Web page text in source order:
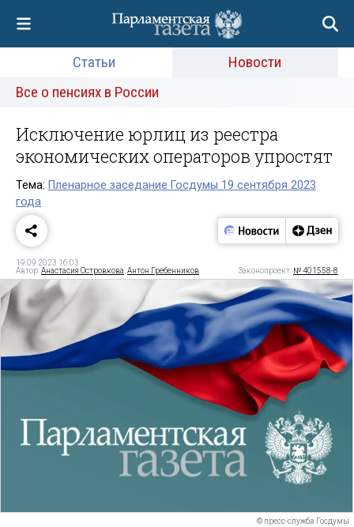
Статьи
Новости
Все о пенсиях в России
Исключение юрлиц из реестра
экономических операторов упростят
Тема: Пленарное заседание Госдумы 19 сентября 2023
года
19.09.2023 16:03
Автор:Анастасия Островкова Антон Гребенников Законопроект: № 401558-8
© пресс-служба Госдумы